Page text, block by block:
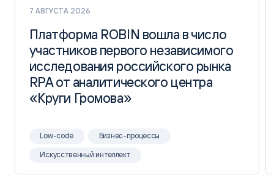
7 АВГУСТА 2026
Платформа ROBIN вошла в число
участников первого независимого
исследования российского рынка
RPA от аналитического центра
«Круги Громова»
Платформа ROBIN вошла в число
участников первого независимого
исследования российского рынка
RPA от аналитического центра
«Круги Громова»
Low-code Бизнес-процессы
Искусственный интеллект